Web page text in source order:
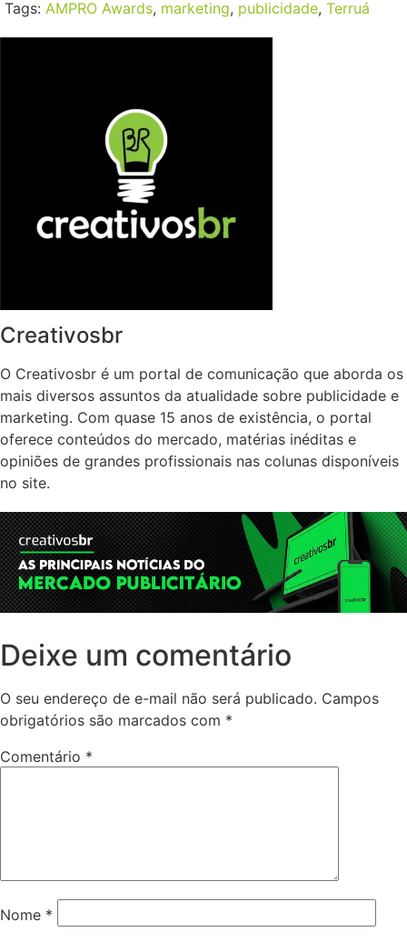
Tags: AMPRO Awards, marketing, publicidade, Terruá
Creativosbr
O Creativosbr é um portal de comunicação que aborda os
mais diversos assuntos da atualidade sobre publicidade e
marketing. Com quase 15 anos de existência, o portal
oferece conteúdos do mercado, matérias inéditas e
opiniões de grandes profissionais nas colunas disponíveis
no site.
Deixe um comentário
O seu endereço de e-mail não será publicado. Campos
obrigatórios são marcados com *
Comentário *
Nome *